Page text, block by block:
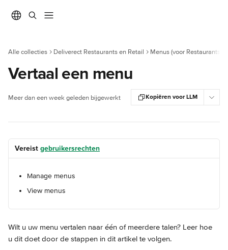
Alle collecties Deliverect Restaurants en Retail Menus (voor Restaurants)
Vertaal een menu
Meer dan een week geleden bijgewerkt Kopiëren voor LLM
Vereist gebruikersrechten
Manage menus
View menus
Wilt u uw menu vertalen naar één of meerdere talen? Leer hoe
u dit doet door de stappen in dit artikel te volgen.